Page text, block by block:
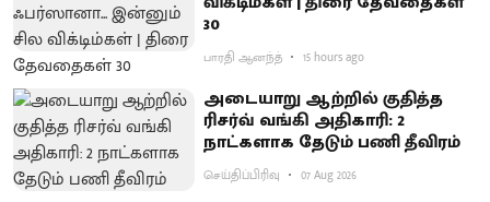
30
பாரதி ஆனந்த் 15 hours ago
அடையாறு ஆற்றில் குதித்த
ரிசர்வ் வங்கி அதிகாரி: 2
நாட்களாக தேடும் பணி தீவிரம்
செய்திப்பிரிவு 07 Aug 2026